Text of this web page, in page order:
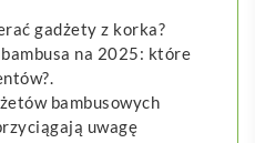
gadżety z korka?
na 2025: które
bambusowych
uwagę